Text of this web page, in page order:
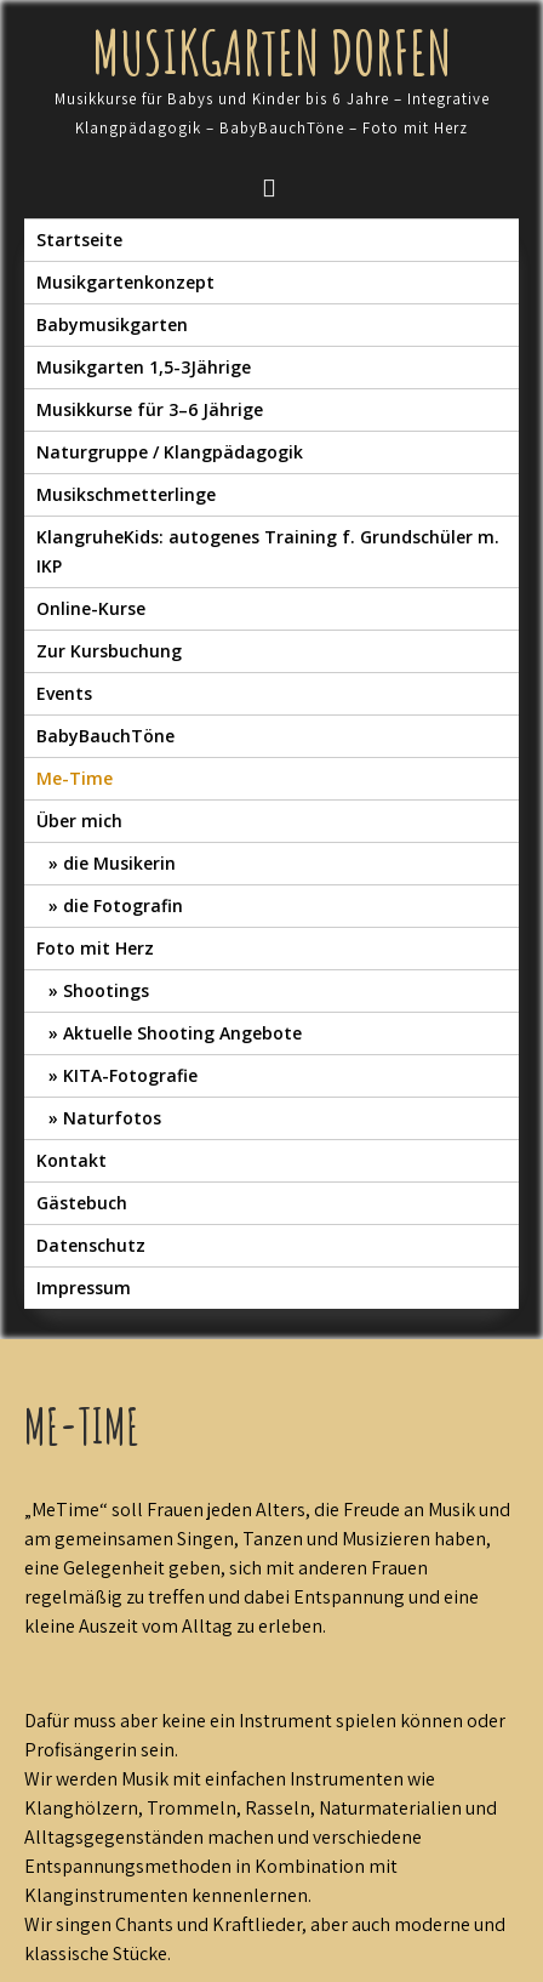
Skip
MUSIKGARTEN DORFEN
Musikkurse für Babys und Kinder bis 6 Jahre – Integrative
Klangpädagogik – BabyBauchTöne – Foto mit Herz
Startseite
Musikgartenkonzept
Babymusikgarten
Musikgarten 1,5-3Jährige
Musikkurse für 3–6 Jährige
Naturgruppe / Klangpädagogik
Musikschmetterlinge
KlangruheKids: autogenes Training f. Grundschüler m.
IKP
Online-Kurse
Zur Kursbuchung
Events
BabyBauchTöne
Me-Time
Über mich
die Musikerin
die Fotografin
Foto mit Herz
Shootings
Aktuelle Shooting Angebote
KITA-Fotografie
Naturfotos
Kontakt
Gästebuch
Datenschutz
Impressum
ME-TIME
„MeTime“ soll Frauen jeden Alters, die Freude an Musik und
am gemeinsamen Singen, Tanzen und Musizieren haben,
eine Gelegenheit geben, sich mit anderen Frauen
regelmäßig zu treffen und dabei Entspannung und eine
kleine Auszeit vom Alltag zu erleben.
Dafür muss aber keine ein Instrument spielen können oder
Profisängerin sein.
Wir werden Musik mit einfachen Instrumenten wie
Klanghölzern, Trommeln, Rasseln, Naturmaterialien und
Alltagsgegenständen machen und verschiedene
Entspannungsmethoden in Kombination mit
Klanginstrumenten kennenlernen.
Wir singen Chants und Kraftlieder, aber auch moderne und
klassische Stücke.